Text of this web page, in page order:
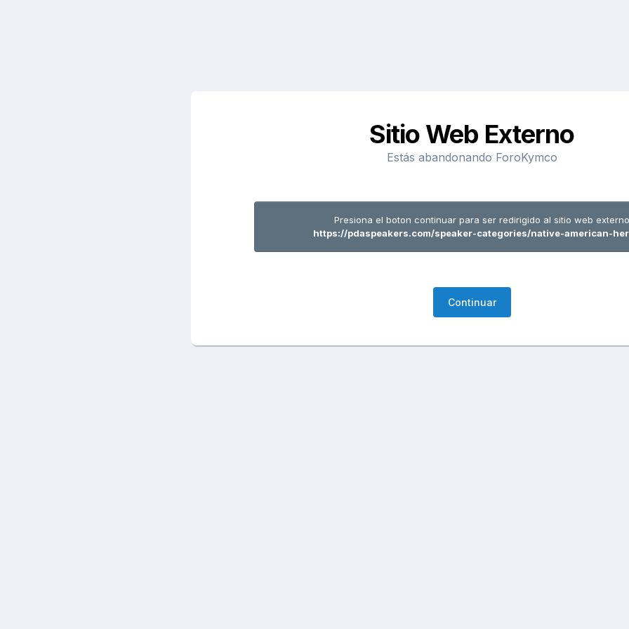
Sitio Web Externo
Estás abandonando ForoKymco
Presiona el boton continuar para ser redirigido al sitio web
https://pdaspeakers.com/speaker-categories/native-american-
Continuar